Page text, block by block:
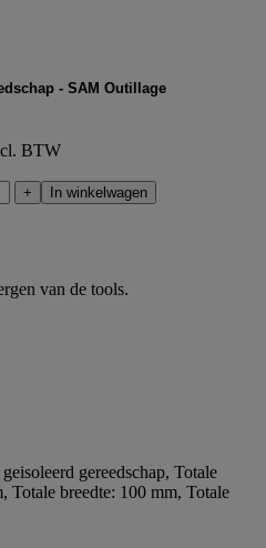
- SAM Outillage
BTW
+ In winkelwagen
van de tools.
gereedschap, Totale
Totale breedte: 100 mm, Totale